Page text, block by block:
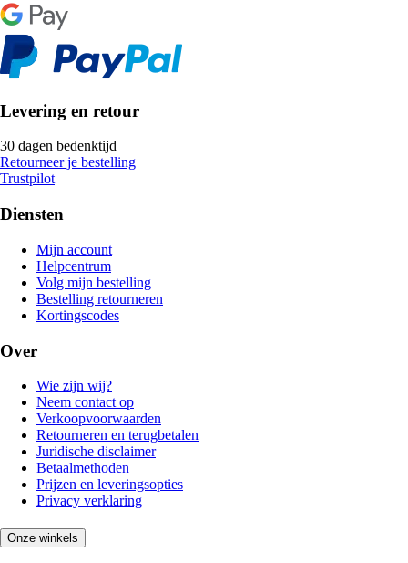
Levering en retour
30 dagen bedenktijd
Retourneer je bestelling
Trustpilot
Diensten
Mijn account
Helpcentrum
Volg mijn bestelling
Bestelling retourneren
Kortingscodes
Over
Wie zijn wij?
Neem contact op
Verkoopvoorwaarden
Retourneren en terugbetalen
Juridische disclaimer
Betaalmethoden
Prijzen en leveringsopties
Privacy verklaring
Onze winkels